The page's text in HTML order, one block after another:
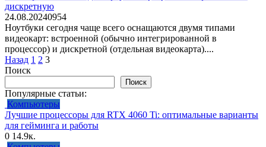
дискретную
24.08.20240954
Ноутбуки сегодня чаще всего оснащаются двумя типами
видеокарт: встроенной (обычно интегрированной в
процессор) и дискретной (отдельная видеокарта)....
Пагинация
записей
Назад 1 2 3
Поиск
Поиск
Популярные статьи:
Компьютеры
Лучшие процессоры для RTX 4060 Ti: оптимальные варианты
для гейминга и работы
0 14.9к.